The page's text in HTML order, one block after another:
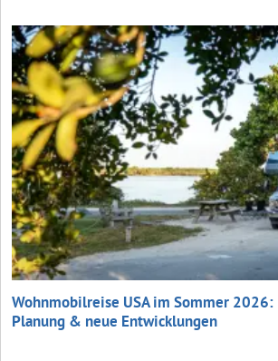
Wohnmobilreise USA im Sommer 2026:
Planung & neue Entwicklungen